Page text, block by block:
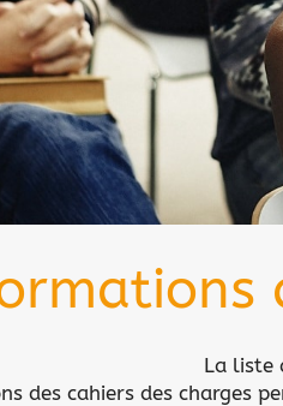
La liste
des cahiers des charges